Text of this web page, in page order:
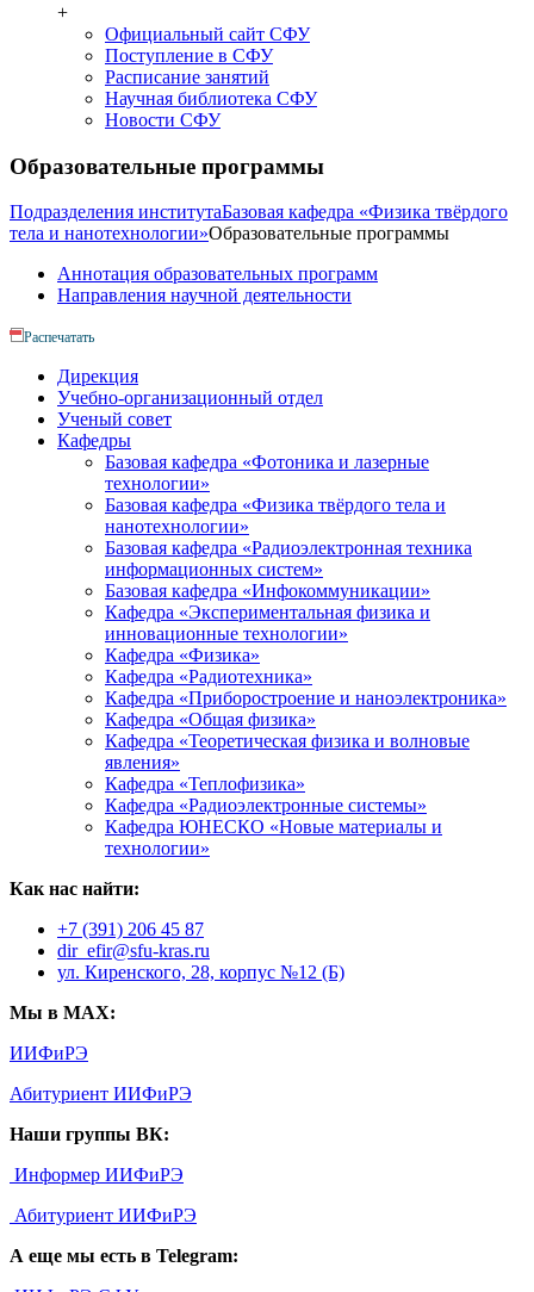
+
Официальный сайт СФУ
Поступление в СФУ
Расписание занятий
Научная библиотека СФУ
Новости СФУ
Образовательные программы
Подразделения институтаБазовая кафедра «Физика твёрдого
тела и нанотехнологии»Образовательные программы
Аннотация образовательных программ
Направления научной деятельности
Распечатать
Дирекция
Учебно-организационный отдел
Ученый совет
Кафедры
Базовая кафедра «Фотоника и лазерные
технологии»
Базовая кафедра «Физика твёрдого тела и
нанотехнологии»
Базовая кафедра «Радиоэлектронная техника
информационных систем»
Базовая кафедра «Инфокоммуникации»
Кафедра «Экспериментальная физика и
инновационные технологии»
Кафедра «Физика»
Кафедра «Радиотехника»
Кафедра «Приборостроение и наноэлектроника»
Кафедра «Общая физика»
Кафедра «Теоретическая физика и волновые
явления»
Кафедра «Теплофизика»
Кафедра «Радиоэлектронные системы»
Кафедра ЮНЕСКО «Новые материалы и
технологии»
Как нас найти:
+7 (391) 206 45 87
dir_efir@sfu-kras.ru
ул. Киренского, 28, корпус №12 (Б)
Мы в MAX:
ИИФиРЭ
Абитуриент ИИФиРЭ
Наши группы ВК:
Информер ИИФиРЭ
Абитуриент ИИФиРЭ
А еще мы есть в Telegram: